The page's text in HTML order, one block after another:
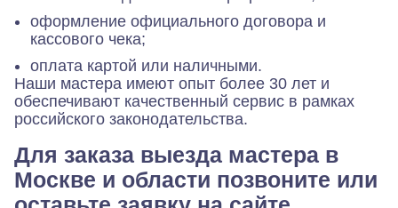
оформление официального договора и
кассового чека;
оплата картой или наличными.
Наши мастера имеют опыт более 30 лет и
обеспечивают качественный сервис в рамках
российского законодательства.
Для заказа выезда мастера в
Москве и области позвоните или